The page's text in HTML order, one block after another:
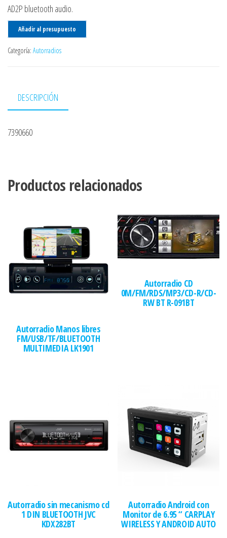
AD2P bluetooth audio.
Añadir al presupuesto
Categoría: Autorradios
DESCRIPCIÓN
7390660
Productos relacionados
Autorradio Manos libres
FM/USB/TF/BLUETOOTH
MULTIMEDIA LK1901
Autorradio CD
0M/FM/RDS/MP3/CD-R/CD-
RW BT R-091BT
Autorradio sin mecanismo cd
1 DIN BLUETOOTH JVC
KDX282BT
Autorradio Android con
Monitor de 6.95 “ CARPLAY
WIRELESS Y ANDROID AUTO